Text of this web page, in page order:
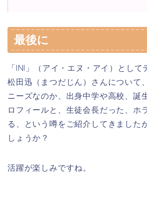
最後に
「INI」（アイ・エヌ・アイ）として
松田迅（まつだじん）さんについて
ニーズなのか、出身中学や高校、誕
ロフィールと、生徒会長だった、ホ
る、という噂をご紹介してきました
しょうか？
活躍が楽しみですね。